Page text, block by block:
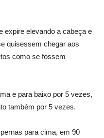
expire elevando a cabeça e
quisessem chegar aos
como se fossem
e para baixo por 5 vezes,
também por 5 vezes.
para cima, em 90